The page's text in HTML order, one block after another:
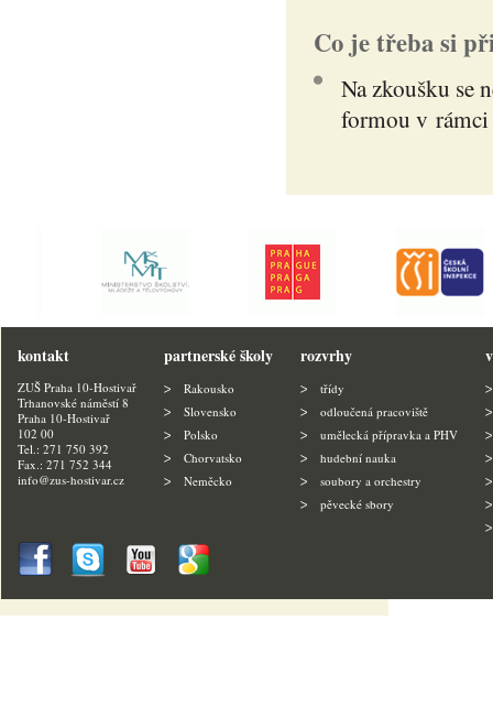
Co je třeba si
Na zkoušku se
formou v
kontakt
ZUŠ Praha 10-Hostivař
Trhanovské náměstí 8
Praha 10-Hostivař
102 00
Tel.: 271 750 392
Fax.: 271 752 344
info@zus-hostivar.cz
partnerské školy
Rakousko
Slovensko
Polsko
Chorvatsko
Neměcko
rozvrhy
třídy
odloučená pracoviště
umělecká přípravka a PHV
hudební nauka
soubory a orchestry
pěvecké sbory